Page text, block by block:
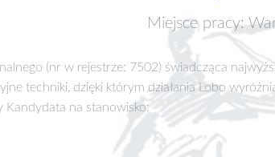
Miejsce pracy:
(nr w rejestrze: 7502) świadcząca
techniki, dzięki którym działania Lobo
Kandydata na stanowisko: